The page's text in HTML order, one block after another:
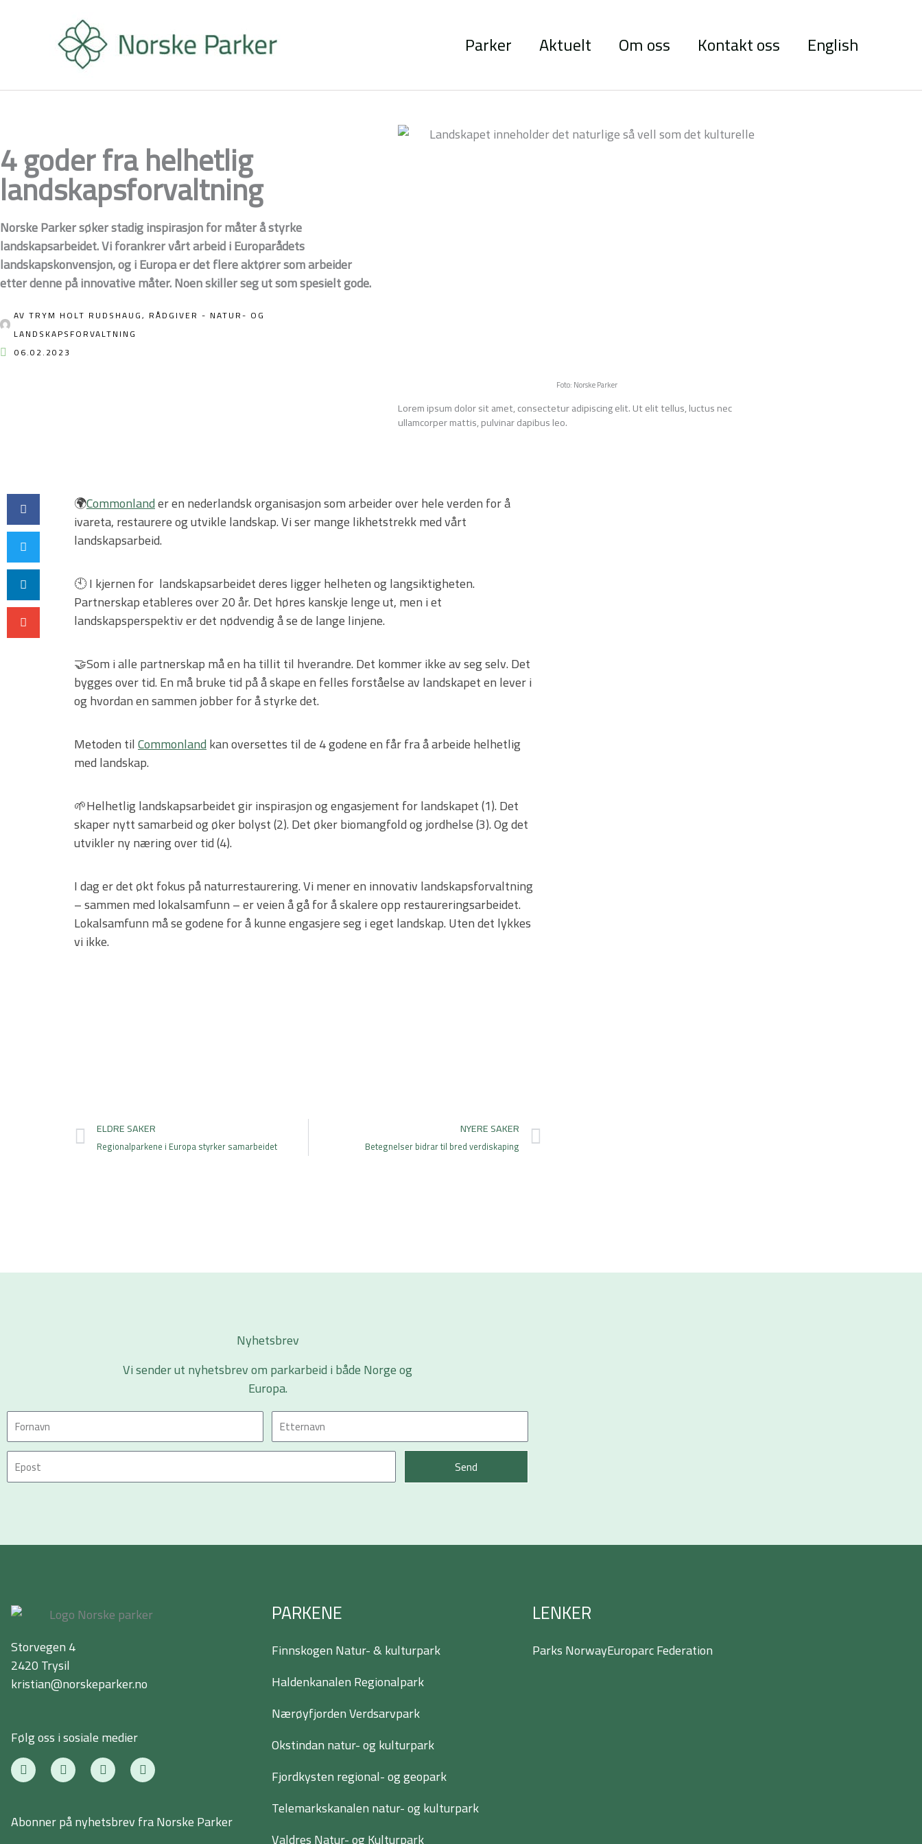
Parker Aktuelt Om oss Kontakt oss English
4 goder fra helhetlig
landskapsforvaltning
Norske Parker søker stadig inspirasjon for måter å styrke
landskapsarbeidet. Vi forankrer vårt arbeid i Europarådets
landskapskonvensjon, og i Europa er det flere aktører som arbeider
etter denne på innovative måter. Noen skiller seg ut som spesielt gode.
AV TRYM HOLT RUDSHAUG, RÅDGIVER - NATUR- OG
LANDSKAPSFORVALTNING
06.02.2023
Foto: Norske Parker
Lorem ipsum dolor sit amet, consectetur adipiscing elit. Ut elit tellus, luctus nec
ullamcorper mattis, pulvinar dapibus leo.
🌍Commonlander en nederlandsk organisasjon som arbeider over hele verden for å
ivareta, restaurere og utvikle landskap. Vi ser mange likhetstrekk med vårt
landskapsarbeid.
🕙 I kjernen for landskapsarbeidet deres ligger helheten og langsiktigheten.
Partnerskap etableres over 20 år. Det høres kanskje lenge ut, men i et
landskapsperspektiv er det nødvendig å se de lange linjene.
🤝Som i alle partnerskap må en ha tillit til hverandre. Det kommer ikke av seg selv. Det
bygges over tid. En må bruke tid på å skape en felles forståelse av landskapet en lever i
og hvordan en sammen jobber for å styrke det.
Metoden tilCommonlandkan oversettes til de 4 godene en får fra å arbeide helhetlig
med landskap.
🌱Helhetlig landskapsarbeidet gir inspirasjon og engasjement for landskapet (1). Det
skaper nytt samarbeid og øker bolyst (2). Det øker biomangfold og jordhelse (3). Og det
utvikler ny næring over tid (4).
I dag er det økt fokus på naturrestaurering. Vi mener en innovativ landskapsforvaltning
– sammen med lokalsamfunn – er veien å gå for å skalere opp restaureringsarbeidet.
Lokalsamfunn må se godene for å kunne engasjere seg i eget landskap. Uten det lykkes
vi ikke.
Prev
ELDRE SAKER
Regionalparkene i Europa styrker samarbeidet
NYERE SAKER
Betegnelser bidrar til bred verdiskaping
Nyhetsbrev
Vi sender ut nyhetsbrev om parkarbeid i både Norge og
Europa.
Send
Storvegen 4
2420 Trysil
kristian@norskeparker.no
Følg oss i sosiale medier
F
a
c
o
T
w
i
e
I
n
s
a
g
L
i
n
e
d
Abonner på nyhetsbrev fra Norske Parker
PARKENE
Finnskogen Natur- & kulturpark
Haldenkanalen Regionalpark
Nærøyfjorden Verdsarvpark
Okstindan natur- og kulturpark
Fjordkysten regional- og geopark
Telemarkskanalen natur- og kulturpark
LENKER
Parks NorwayEuroparc Federation